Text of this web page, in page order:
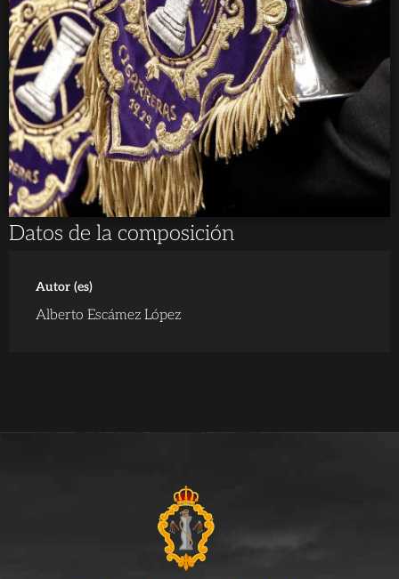
Datos de la composición
Autor (es)
Alberto Escámez López